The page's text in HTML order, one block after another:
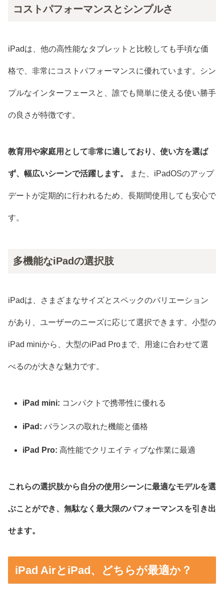
コストパフォーマンスとシンプルさ
iPadは、他の高性能なタブレットと比較しても手頃な価
格で、非常にコストパフォーマンスに優れています。シン
プルなインターフェースと、誰でも簡単に使える使い勝手
の良さが特徴です。
教育用や家庭用として非常に適しており、使い方を選ば
ず、幅広いシーンで活躍します。 また、iPadOSのアップ
デートが定期的に行われるため、長期間使用しても安心で
す。
多機能なiPadの選択肢
iPadは、さまざまなサイズとスペックのバリエーション
があり、ユーザーのニーズに応じて選択できます。小型の
iPad miniから、大型のiPad Proまで、用途に合わせて選
べるのが大きな魅力です。
iPad mini: コンパクトで携帯性に優れる
iPad: バランスの取れた機能と価格
iPad Pro: 高性能でクリエイティブな作業に最適
これらの選択肢から自分の使用シーンに最適なモデルを選
ぶことができ、無駄なく最大限のパフォーマンスを引き出
せます。
iPad AirとiPad、どちらが最適か？